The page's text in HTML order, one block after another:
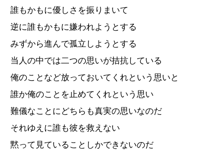
誰もかもに優しさを振りまいて
逆に誰もかもに嫌われようとする
みずから進んで孤立しようとする
当人の中では二つの思いが拮抗している
俺のことなど放っておいてくれという思いと
誰か俺のことを止めてくれという思い
難儀なことにどちらも真実の思いなのだ
それゆえに誰も彼を救えない
黙って見ていることしかできないのだ